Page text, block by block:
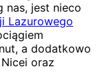
nas, jest nieco
Lazurowego
a dodatkowo
oraz